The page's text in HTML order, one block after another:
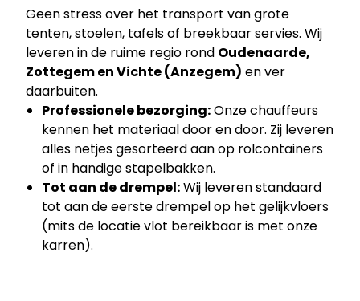
Geen stress over het transport van grote
tenten, stoelen, tafels of breekbaar servies. Wij
leveren in de ruime regio rond Oudenaarde,
Zottegem en Vichte (Anzegem) en ver
daarbuiten.
Professionele bezorging:Onze chauffeurs
kennen het materiaal door en door. Zij leveren
alles netjes gesorteerd aan op rolcontainers
of in handige stapelbakken.
Tot aan de drempel:Wij leveren standaard
tot aan de eerste drempel op het gelijkvloers
(mits de locatie vlot bereikbaar is met onze
karren).